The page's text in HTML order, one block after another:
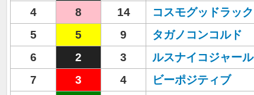
4
8 14 コスモグッドラック
5
5 9 タガノコンコルド
6
2 3 ルスナイコジャール
7
3 4 ビーポジティブ